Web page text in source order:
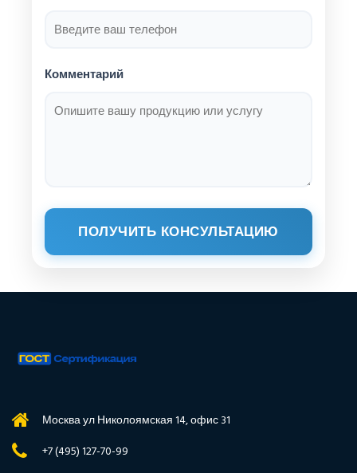
Комментарий
ПОЛУЧИТЬ КОНСУЛЬТАЦИЮ
Москва ул Николоямская 14, офис 31
+7 (495) 127-70-99